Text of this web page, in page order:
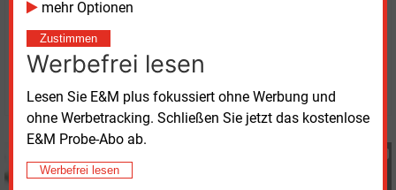
mehr Optionen
Zustimmen
Werbefrei lesen
Lesen Sie E&M plus fokussiert ohne Werbung und
ohne Werbetracking. Schließen Sie jetzt das kostenlose
E&M Probe-Abo ab.
Werbefrei lesen
Freitag, 15.03.2024, 13:03 Uhr
Heidi Roider